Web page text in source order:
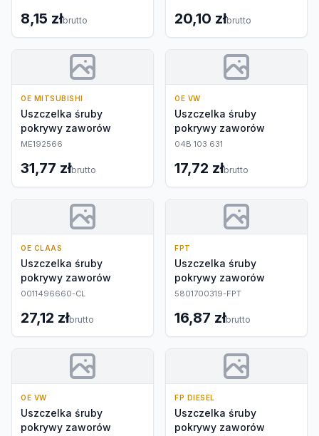
8,15 złbrutto 20,10 złbrutto
OE MITSUBISHI
Uszczelka śruby
pokrywy zaworów
ME192566
31,77 złbrutto
OE VW
Uszczelka śruby
pokrywy zaworów
04B 103 631
17,72 złbrutto
OE CLAAS
Uszczelka śruby
pokrywy zaworów
0011496660-CL
27,12 złbrutto
FPT
Uszczelka śruby
pokrywy zaworów
5801700319-FPT
16,87 złbrutto
OE VW
Uszczelka śruby
pokrywy zaworów
FP DIESEL
Uszczelka śruby
pokrywy zaworów